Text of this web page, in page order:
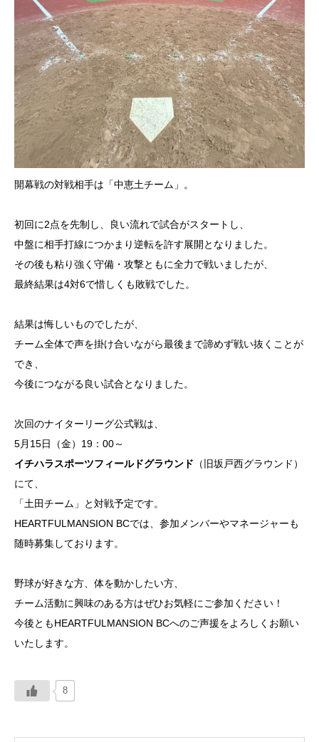
開幕戦の対戦相手は「中恵土チーム」。
初回に2点を先制し、良い流れで試合がスタートし、
中盤に相手打線につかまり逆転を許す展開となりました。
その後も粘り強く守備・攻撃ともに全力で戦いましたが、
最終結果は4対6で惜しくも敗戦でした。
結果は悔しいものでしたが、
チーム全体で声を掛け合いながら最後まで諦めず戦い抜くことが
でき、
今後につながる良い試合となりました。
次回のナイターリーグ公式戦は、
5月15日（金）19：00～
イチハラスポーツフィールドグラウンド （旧坂戸西グラウンド）
にて、
「土田チーム」と対戦予定です。
HEARTFULMANSION BCでは、参加メンバーやマネージャーも
随時募集しております。
野球が好きな方、体を動かしたい方、
チーム活動に興味のある方はぜひお気軽にご参加ください！
今後ともHEARTFULMANSION BCへのご声援をよろしくお願い
いたします。
8